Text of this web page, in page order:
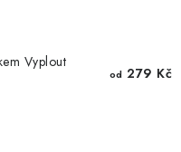
Vyplout
od 279 Kč